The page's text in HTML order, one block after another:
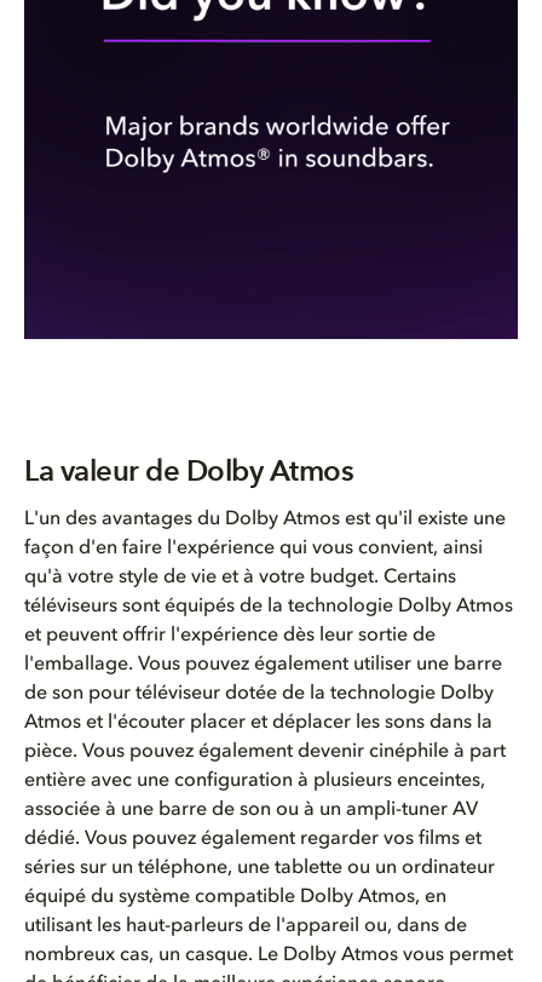
La valeur de Dolby Atmos
L'un des avantages du Dolby Atmos est qu'il existe une
façon d'en faire l'expérience qui vous convient, ainsi
qu'à votre style de vie et à votre budget. Certains
téléviseurs sont équipés de la technologie Dolby Atmos
et peuvent offrir l'expérience dès leur sortie de
l'emballage. Vous pouvez également utiliser une barre
de son pour téléviseur dotée de la technologie Dolby
Atmos et l'écouter placer et déplacer les sons dans la
pièce. Vous pouvez également devenir cinéphile à part
entière avec une configuration à plusieurs enceintes,
associée à une barre de son ou à un ampli-tuner AV
dédié. Vous pouvez également regarder vos films et
séries sur un téléphone, une tablette ou un ordinateur
équipé du système compatible Dolby Atmos, en
utilisant les haut-parleurs de l'appareil ou, dans de
nombreux cas, un casque. Le Dolby Atmos vous permet